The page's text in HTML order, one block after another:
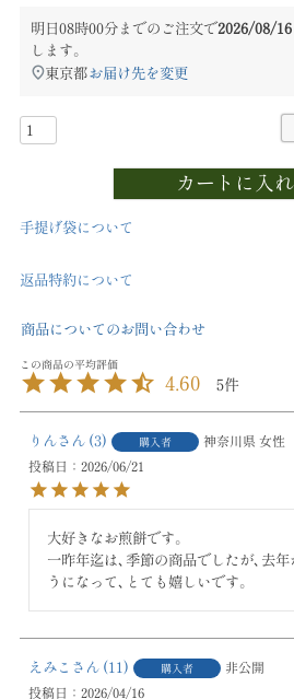
明日08時00分までのご注文で2026/08/16
します。
東京都お届け先を変更
カートに入
手提げ袋について
返品特約について
商品についてのお問い合わせ
4.60 5
りん 3 購入者 神奈川県 女性
投稿日
2026/06/21
大好きなお煎餅です。
一昨年迄は､季節の商品でしたが､去年
うになって､とても嬉しいです。
えみこ 11 購入者
非公開
投稿日
2026/04/16